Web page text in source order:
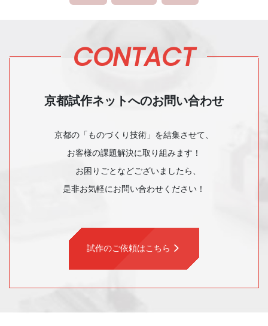
CONTACT
京都試作ネットへのお問い合わせ
京都の「ものづくり技術」を結集させて、
お客様の課題解決に取り組みます！
お困りごとなどございましたら、
是非お気軽にお問い合わせください！
試作のご依頼はこちら